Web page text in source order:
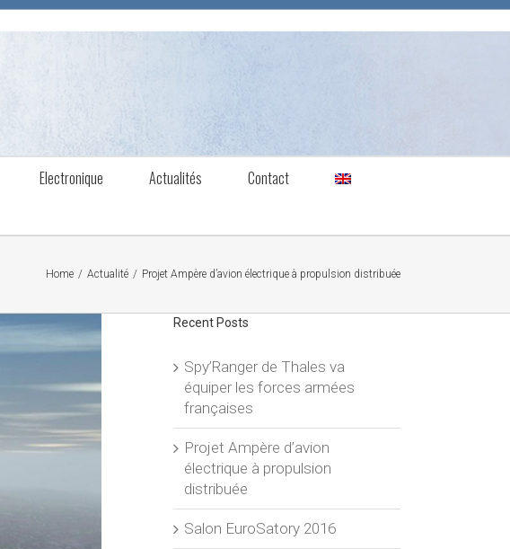
Electronique Actualités Contact
Home / Actualité / Projet Ampère d’avion électrique à propulsion distribuée
Recent Posts
Spy’Ranger de Thales va
équiper les forces armées
françaises
Projet Ampère d’avion
électrique à propulsion
distribuée
Salon EuroSatory 2016